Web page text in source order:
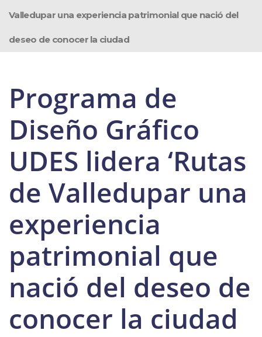
Valledupar una experiencia patrimonial que nació del
deseo de conocer la ciudad
Programa de
Diseño Gráfico
UDES lidera ‘Rutas
de Valledupar una
experiencia
patrimonial que
nació del deseo de
conocer la ciudad